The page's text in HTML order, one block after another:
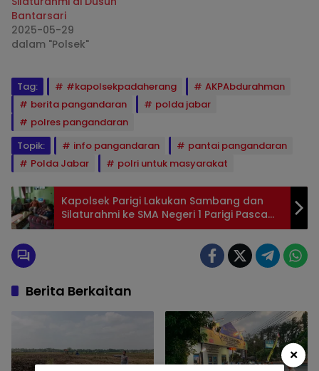
Bantarsari
2025-05-29
dalam "Polsek"
Tag: #kapolsekpadaherang
AKPAbdurahman
berita pangandaran
polda jabar
polres pangandaran
Topik:
info pangandaran
pantai pangandaran
Polda Jabar
polri untuk masyarakat
Kapolsek Parigi Lakukan Sambang dan
Silaturahmi ke SMA Negeri 1 Parigi Pasca
Pengumuman Kelulusan Siswa
Berita Berkaitan
×